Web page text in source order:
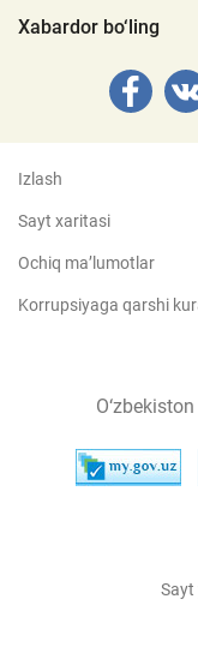
Xabardor bo‘ling
Izlash
Sayt xaritasi
Ochiq ma’lumotlar
Korrupsiyaga qarshi